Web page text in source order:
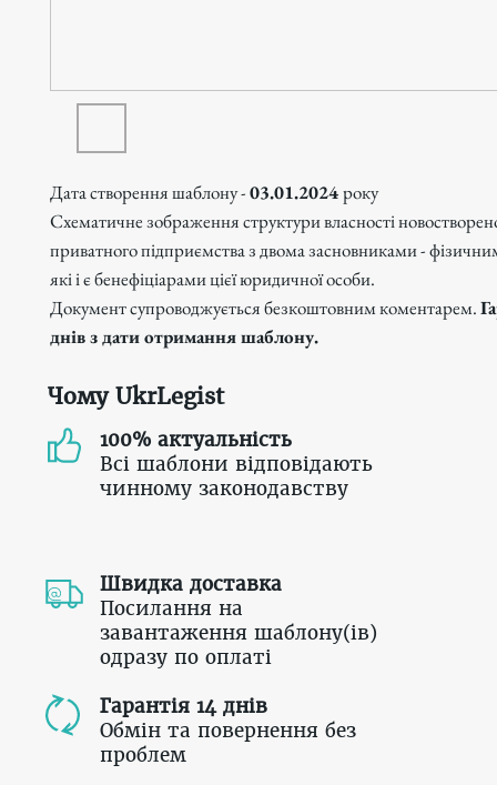
Дата створення шаблону -03.01.2024року
Схематичне зображення структури власності
приватного підприємства з двома засновниками -
які і є бенефіціарами цієї юридичної особи.
Документ супроводжується безкоштовним коментарем.
днів з дати отримання шаблону.
Чому UkrLegist
100% актуальність
Всі шаблони відповідають
чинному законодавству
Швидка доставка
Посилання на
завантаження шаблону(ів)
одразу по оплаті
Гарантія 14 днів
Обмін та повернення без
проблем